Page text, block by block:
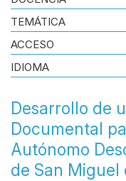
Desarrollo de
Documental
Autónomo
de San Miguel
TEMÁTICA
ACCESO
IDIOMA